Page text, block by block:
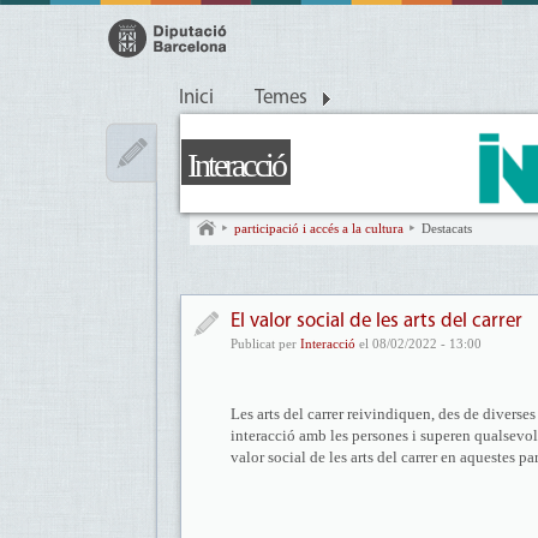
Inici Temes
Interacció
participació i accés a la cultura Destacats
El valor social de les arts del carrer
Publicat per Interacció el 08/02/2022 - 13:00
Les arts del carrer reivindiquen, des de
interacció amb les persones i superen
valor social de les arts del carrer en aquestes